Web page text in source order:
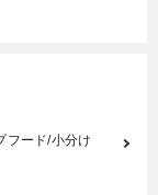
フード/小分け